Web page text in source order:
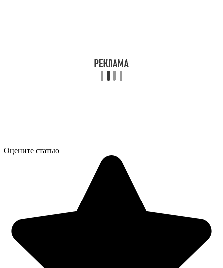
Оцените статью